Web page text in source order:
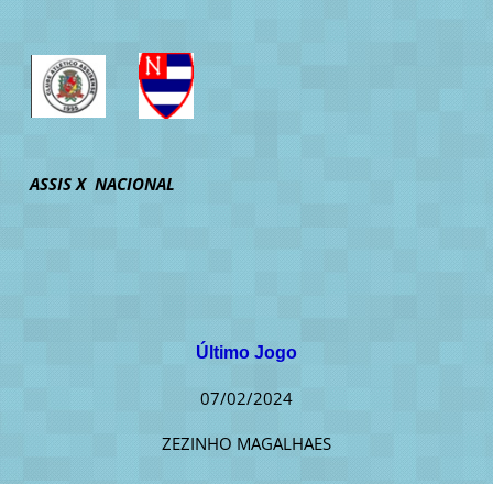
ASSIS X NACIONAL
Último Jogo
07/02/2024
ZEZINHO MAGALHAES